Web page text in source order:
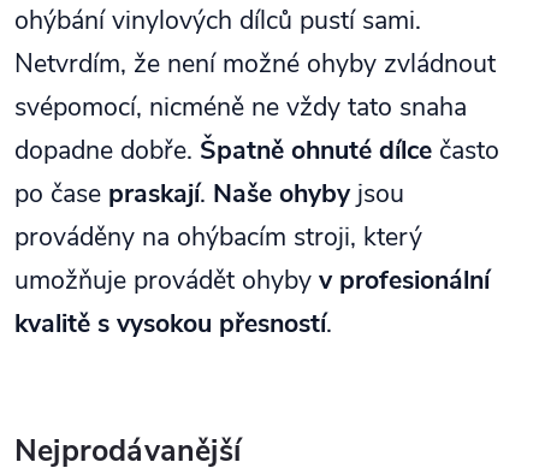
ohýbání vinylových dílců pustí sami.
Netvrdím, že není možné ohyby zvládnout
svépomocí, nicméně ne vždy tato snaha
dopadne dobře. Špatně ohnuté dílce často
po čase praskají. Naše ohybyjsou
prováděny na ohýbacím stroji, který
umožňuje provádět ohyby v profesionální
kvalitě s vysokou přesností.
Nejprodávanější